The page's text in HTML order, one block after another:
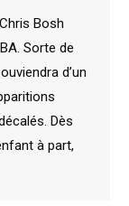
Bosh
Sorte de
d’un
Dès
à part,